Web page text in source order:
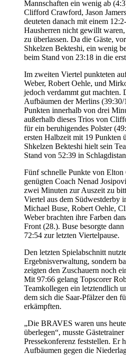
Mannschaften ein wenig ab
Clifford Crawford, Jason
deuteten danach mit einem
Hausherren nicht gewillt
zu überlassen. Da die Gäste,
Shkelzen Bekteshi, ein wenig
beim Stand von 23:18 in die
Im zweiten Viertel punkteten
Weber, Robert Oehle, und
jedoch verdammt gut machten.
Aufbäumen der Merlins
Punkten innerhalb von drei
außerhalb dieses Trios von
für ein beruhigendes Polster
ersten Halbzeit mit 19 Punkten
Shkelzen Bekteshi hielt sein
Stand von 52:39 in
Fünf schnelle Punkte von
genügten Coach Nenad
zwei Minuten zur Auszeit zu
Viertel aus dem Südwestderby
Michael Buse, Robert Oehle,
Weber brachten ihre Farben
Front (28.). Buse besorgte
72:54 zur letzten Viertelpause.
Den letzten Spielabschnitt
Ergebnisverwaltung, sondern
zeigten den Zuschauern noch
Mit 97:66 gelang Topscorer
Teamkollegen ein letztendlich
dem sich die Saar-Pfälzer den
erkämpften.
„Die BRAVES waren uns
überlegen“, musste
Pressekonferenz feststellen. Er
Aufbäumen gegen die